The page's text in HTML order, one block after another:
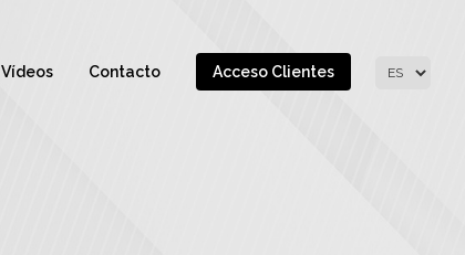
Vídeos Contacto Acceso Clientes